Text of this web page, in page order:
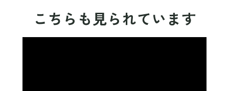
こちらも見られています